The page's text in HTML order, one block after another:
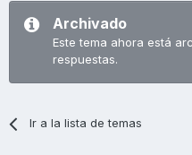
Archivado
Este tema ahora está
respuestas.
Ir a la lista de temas